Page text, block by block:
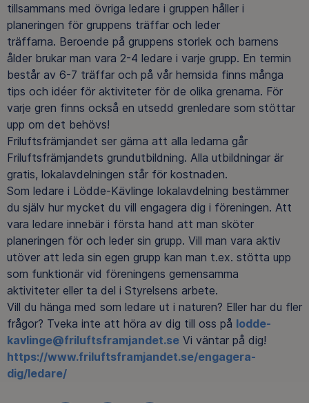
tillsammans med övriga ledare i gruppen håller i
planeringen för gruppens träffar och leder
träffarna. Beroende på gruppens storlek och barnens
ålder brukar man vara 2-4 ledare i varje grupp. En termin
består av 6-7 träffar och på vår hemsida finns många
tips och idéer för aktiviteter för de olika grenarna. För
varje gren finns också en utsedd grenledare som stöttar
upp om det behövs!
Friluftsfrämjandet ser gärna att alla ledarna går
Friluftsfrämjandets grundutbildning. Alla utbildningar är
gratis, lokalavdelningen står för kostnaden.
Som ledare i Lödde-Kävlinge lokalavdelning bestämmer
du själv hur mycket du vill engagera dig i föreningen. Att
vara ledare innebär i första hand att man sköter
planeringen för och leder sin grupp. Vill man vara aktiv
utöver att leda sin egen grupp kan man t.ex. stötta upp
som funktionär vid föreningens gemensamma
aktiviteter eller ta del i Styrelsens arbete.
Vill du hänga med som ledare ut i naturen? Eller har du fler
frågor? Tveka inte att höra av dig till oss på lodde-
kavlinge@friluftsframjandet.se Vi väntar på dig!
https://www.friluftsframjandet.se/engagera-
dig/ledare/